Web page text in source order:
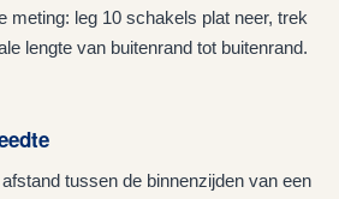
meting: leg 10 schakels plat neer, trek
lengte van buitenrand tot buitenrand.
tussen de binnenzijden van een